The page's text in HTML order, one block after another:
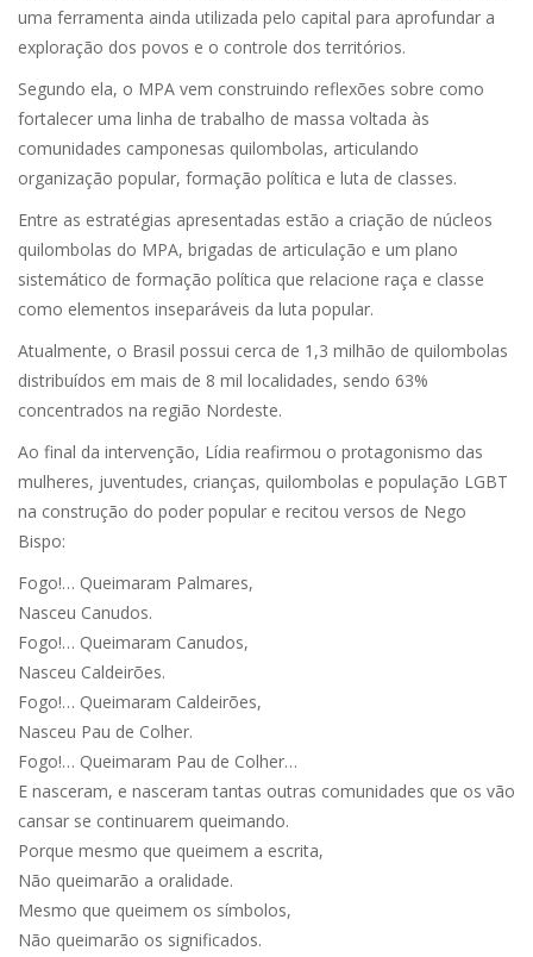
uma ferramenta ainda utilizada pelo capital para aprofundar a
exploração dos povos e o controle dos territórios.
Segundo ela, o MPA vem construindo reflexões sobre como
fortalecer uma linha de trabalho de massa voltada às
comunidades camponesas quilombolas, articulando
organização popular, formação política e luta de classes.
Entre as estratégias apresentadas estão a criação de núcleos
quilombolas do MPA, brigadas de articulação e um plano
sistemático de formação política que relacione raça e classe
como elementos inseparáveis da luta popular.
Atualmente, o Brasil possui cerca de 1,3 milhão de quilombolas
distribuídos em mais de 8 mil localidades, sendo 63%
concentrados na região Nordeste.
Ao final da intervenção, Lídia reafirmou o protagonismo das
mulheres, juventudes, crianças, quilombolas e população LGBT
na construção do poder popular e recitou versos de Nego
Bispo:
Fogo!… Queimaram Palmares,
Nasceu Canudos.
Fogo!… Queimaram Canudos,
Nasceu Caldeirões.
Fogo!… Queimaram Caldeirões,
Nasceu Pau de Colher.
Fogo!… Queimaram Pau de Colher…
E nasceram, e nasceram tantas outras comunidades que os vão
cansar se continuarem queimando.
Porque mesmo que queimem a escrita,
Não queimarão a oralidade.
Mesmo que queimem os símbolos,
Não queimarão os significados.